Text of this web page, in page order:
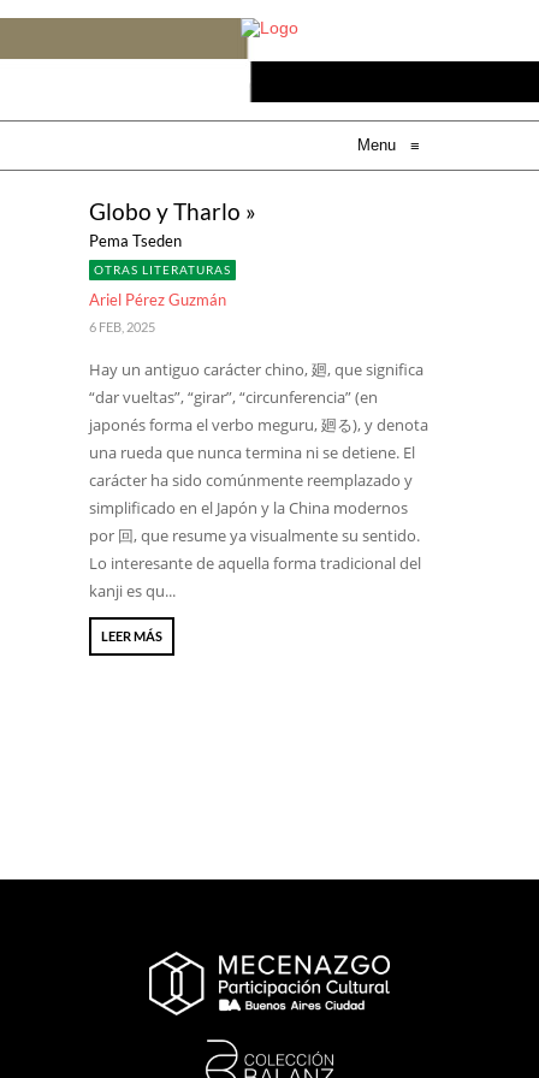
Menu ≡
Globo y Tharlo »
Pema Tseden
OTRAS LITERATURAS
Ariel Pérez Guzmán
6 FEB, 2025
Hay un antiguo carácter chino, 廻, que significa
“dar vueltas”, “girar”, “circunferencia” (en
japonés forma el verbo meguru, 廻る), y denota
una rueda que nunca termina ni se detiene. El
carácter ha sido comúnmente reemplazado y
simplificado en el Japón y la China modernos
por 回, que resume ya visualmente su sentido.
Lo interesante de aquella forma tradicional del
kanji es qu...
LEER MÁS